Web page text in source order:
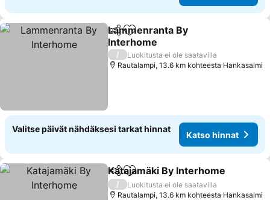
Jaa Lisää suosikkeihin
Lammenranta By
Interhome
Katso hinnat
/
Luokitusta ei ole saatavilla
Rautalampi, 13.6 km kohteesta Hankasalmi
Valitse päivät nähdäksesi tarkat hinnat
Katso hinnat
Jaa Lisää suosikkeihin
Katajamäki By Interhome
/
Luokitusta ei ole saatavilla
Rautalampi, 13.6 km kohteesta Hankasalmi